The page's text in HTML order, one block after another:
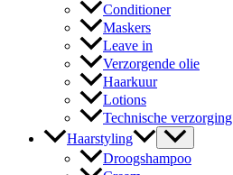
Conditioner
Maskers
Leave in
Verzorgende olie
Haarkuur
Lotions
Technische verzorging
Haarstyling
Droogshampoo